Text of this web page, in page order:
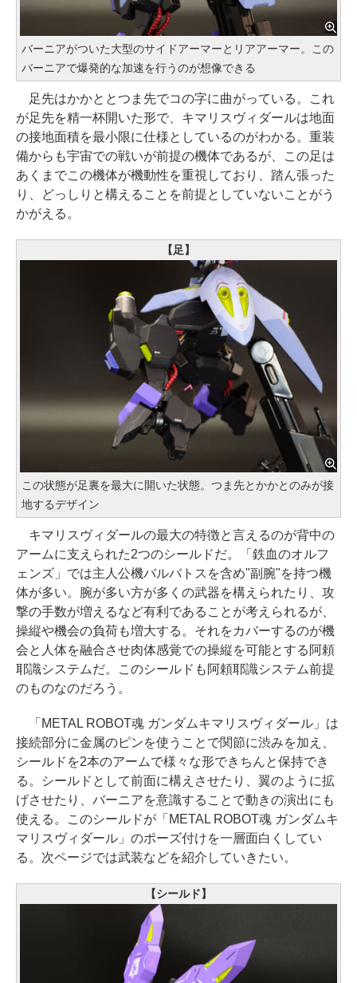
バーニアがついた大型のサイドアーマーとリアアーマー。この
バーニアで爆発的な加速を行うのが想像できる
足先はかかととつま先でコの字に曲がっている。これ
が足先を精一杯開いた形で、キマリスヴィダールは地面
の接地面積を最小限に仕様としているのがわかる。重装
備からも宇宙での戦いが前提の機体であるが、この足は
あくまでこの機体が機動性を重視しており、踏ん張った
り、どっしりと構えることを前提としていないことがう
かがえる。
【足】
この状態が足裏を最大に開いた状態。つま先とかかとのみが接
地するデザイン
キマリスヴィダールの最大の特徴と言えるのが背中の
アームに支えられた2つのシールドだ。「鉄血のオルフ
ェンズ」では主人公機バルバトスを含め"副腕"を持つ機
体が多い。腕が多い方が多くの武器を構えられたり、攻
撃の手数が増えるなど有利であることが考えられるが、
操縦や機会の負荷も増大する。それをカバーするのが機
会と人体を融合させ肉体感覚での操縦を可能とする阿頼
耶識システムだ。このシールドも阿頼耶識システム前提
のものなのだろう。
「METAL ROBOT魂 ガンダムキマリスヴィダール」は
接続部分に金属のピンを使うことで関節に渋みを加え、
シールドを2本のアームで様々な形できちんと保持でき
る。シールドとして前面に構えさせたり、翼のように拡
げさせたり、バーニアを意識することで動きの演出にも
使える。このシールドが「METAL ROBOT魂 ガンダムキ
マリスヴィダール」のポーズ付けを一層面白くしてい
る。次ページでは武装などを紹介していきたい。
【シールド】